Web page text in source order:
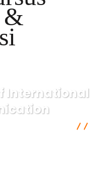
International